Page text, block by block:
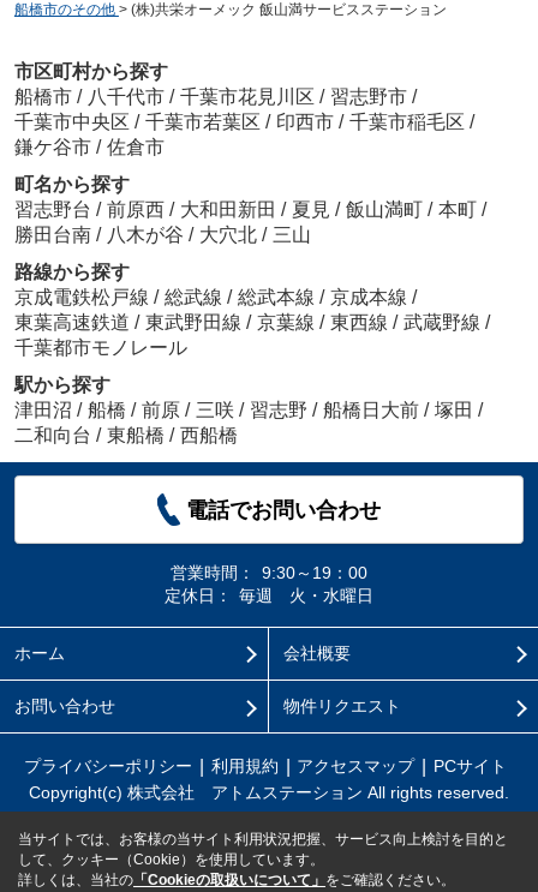
船橋市のその他 > (株)共栄オーメック 飯山満サービスステーション
市区町村から探す
船橋市 / 八千代市 / 千葉市花見川区 / 習志野市 /
千葉市中央区 / 千葉市若葉区 / 印西市 / 千葉市稲毛区 /
鎌ケ谷市 / 佐倉市
町名から探す
習志野台 / 前原西 / 大和田新田 / 夏見 / 飯山満町 / 本町 /
勝田台南 / 八木が谷 / 大穴北 / 三山
路線から探す
京成電鉄松戸線 / 総武線 / 総武本線 / 京成本線 /
東葉高速鉄道 / 東武野田線 / 京葉線 / 東西線 / 武蔵野線 /
千葉都市モノレール
駅から探す
津田沼 / 船橋 / 前原 / 三咲 / 習志野 / 船橋日大前 / 塚田 /
二和向台 / 東船橋 / 西船橋
電話でお問い合わせ
営業時間：
9:30～19：00
定休日：
毎週 火・水曜日
ホーム 会社概要
お問い合わせ 物件リクエスト
プライバシーポリシー 利用規約 アクセスマップ
PCサイト
Copyright(c) 株式会社 アトムステーション All rights reserved.
当サイトでは、お客様の当サイト利用状況把握、サービス向上検討を目的と
して、クッキー（Cookie）を使用しています。
詳しくは、当社の 「Cookieの取扱いについて」 をご確認ください。